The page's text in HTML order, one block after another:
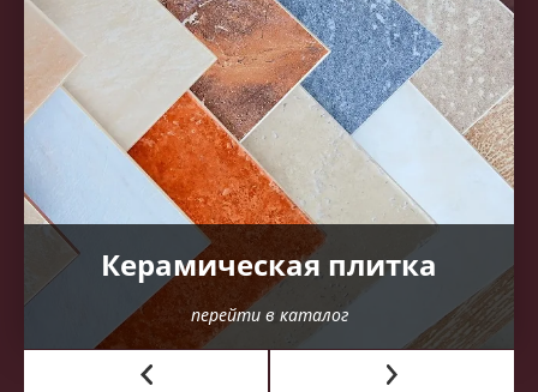
Керамическая плитка
перейти в каталог